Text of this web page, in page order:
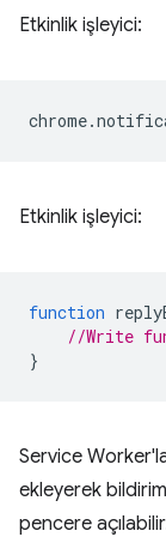
Etkinlik işleyici:
chrome.
Etkinlik işleyici:
function
//Write
}
Service
ekleyerek
pencere